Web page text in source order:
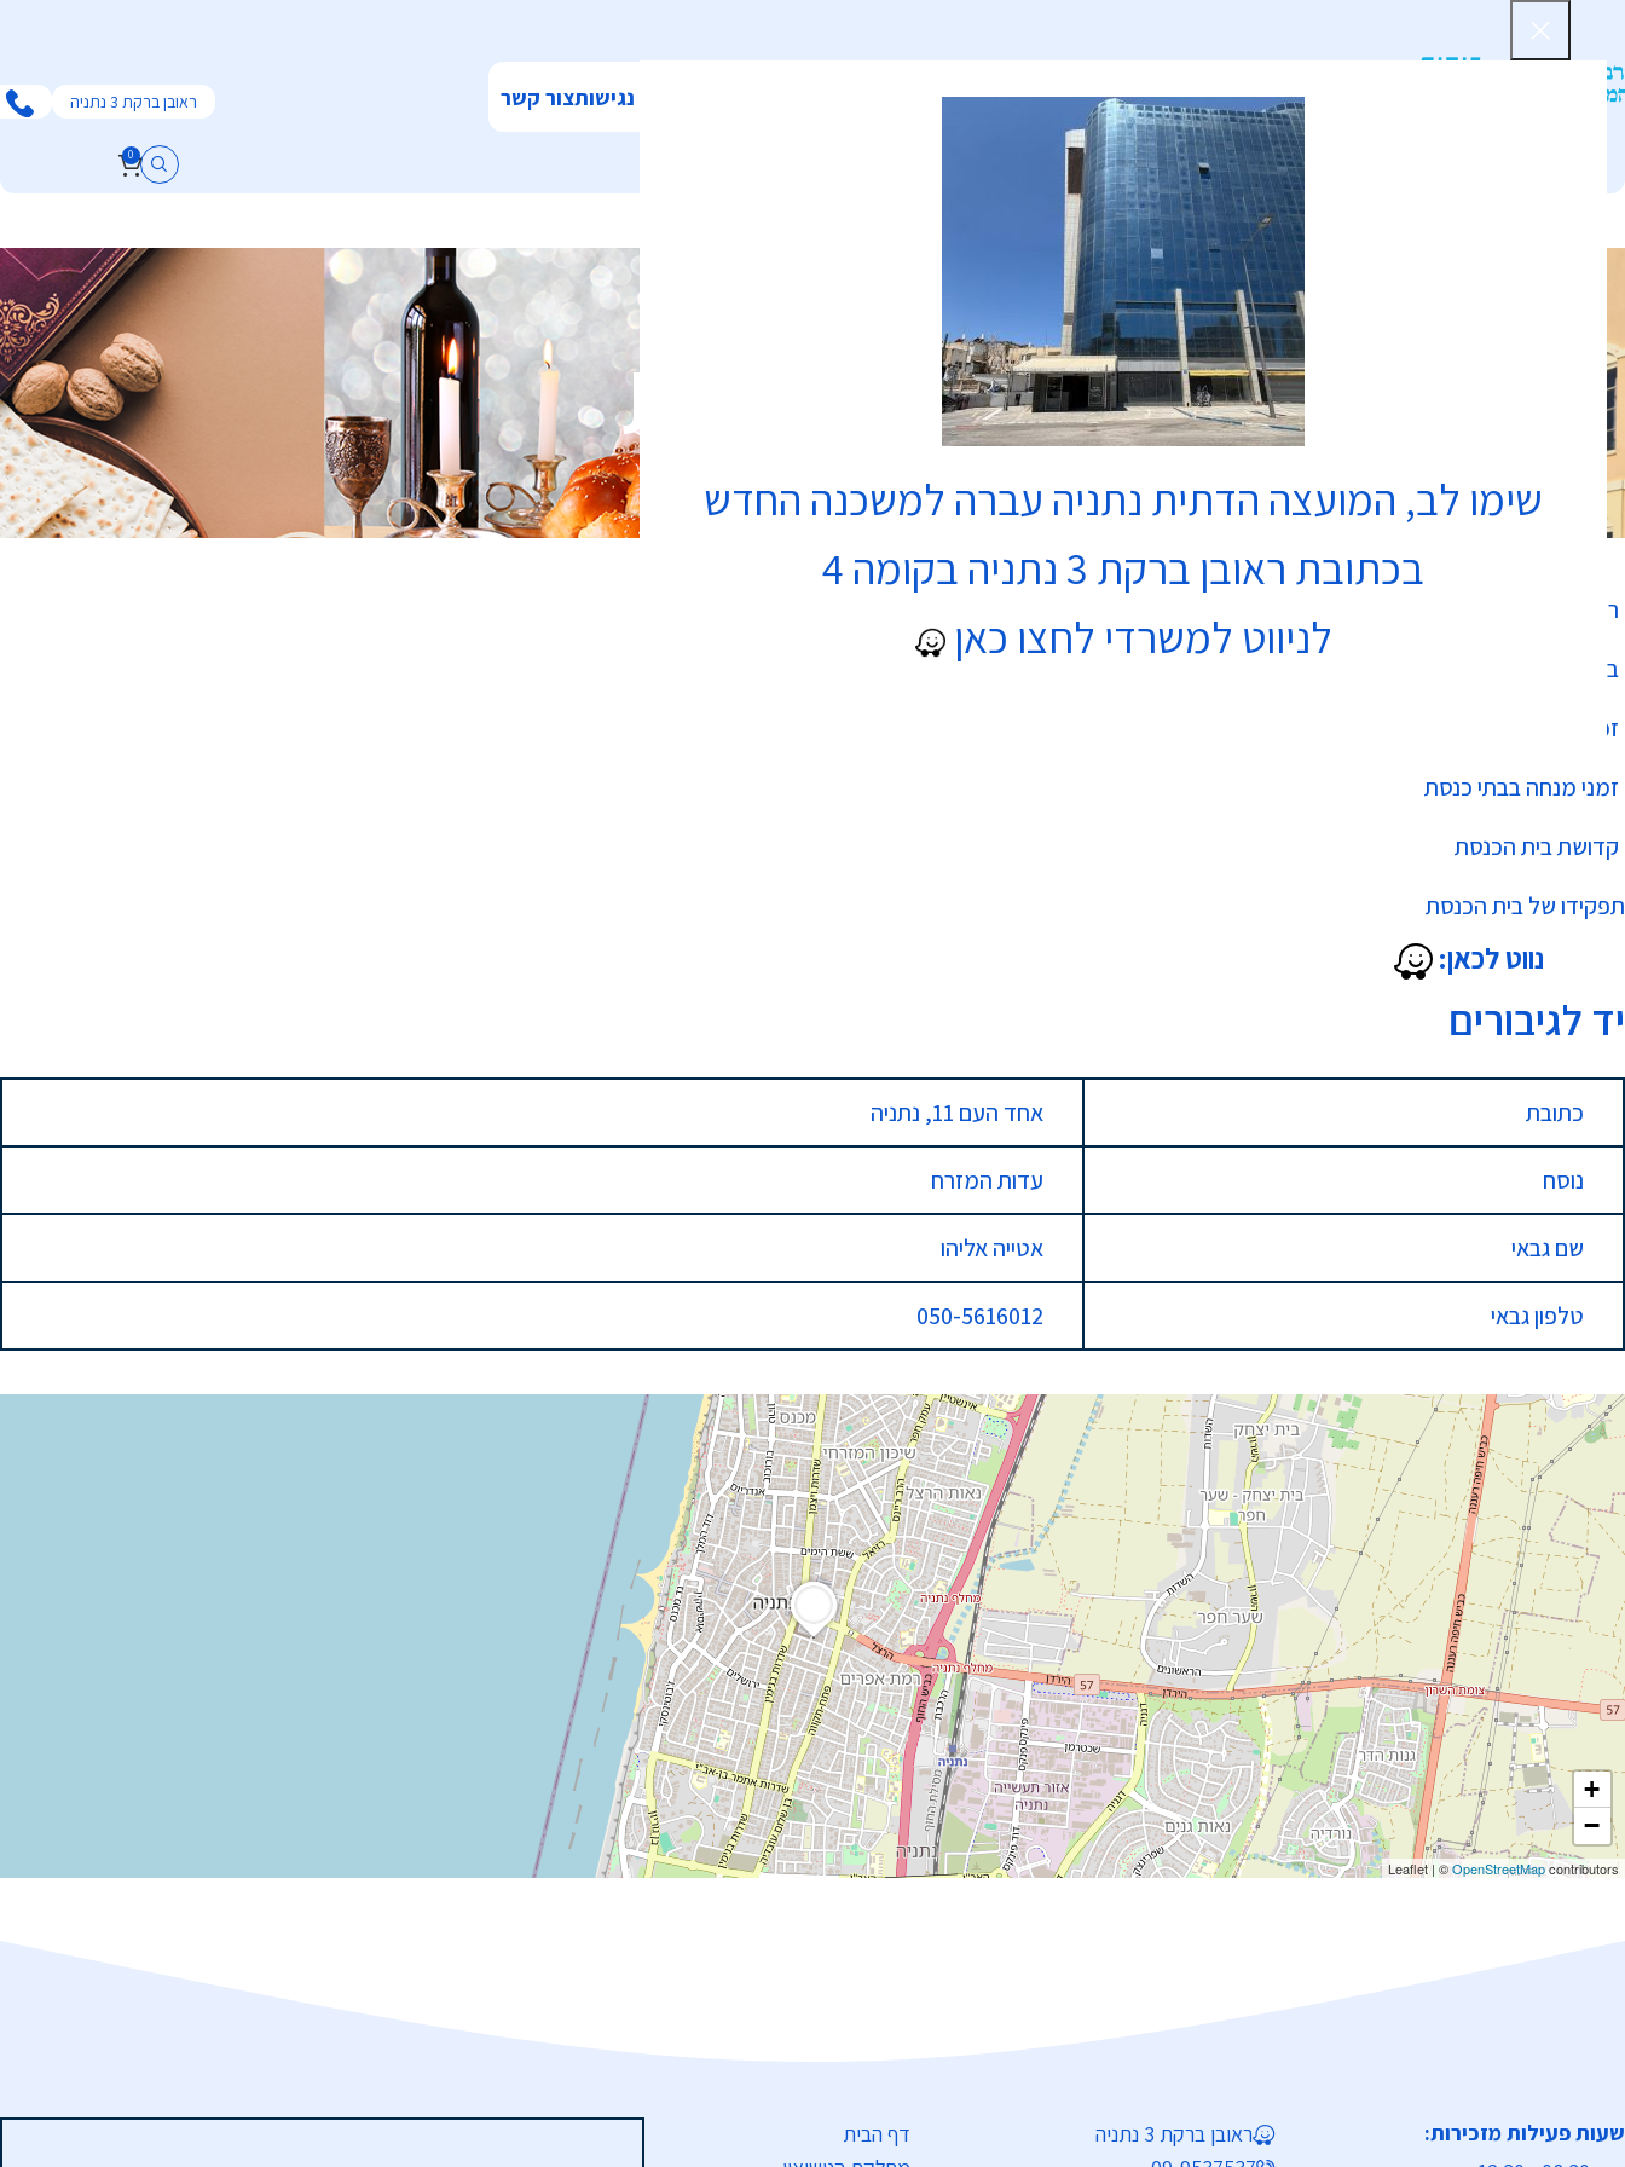
שימו לב, המועצה הדתית נתניה עברה למשכנה החדש
בכתובת ראובן ברקת 3 נתניה בקומה 4
לניווט למשרדי לחצו כאן
דף הביתאודות המועצה הצהרת נגישותצור קשר ראובן ברקת 3 נתניה
0
בתי כנסת
רשימת בתי כנסת
בר מצווה
זמני שחרית בבתי כנסת
זמני מנחה בבתי כנסת
קדושת בית הכנסת
תפקידו של בית הכנסת
נווט לכאן:
יד לגיבורים
כתובת אחד העם 11, נתניה
נוסח עדות המזרח
שם גבאי אטייה אליהו
טלפון גבאי 050-5616012
+
−
Leaflet| ©OpenStreetMapcontributors
דף הבית
ראובן ברקת 3 נתניה
שעות פעילות מזכירות: